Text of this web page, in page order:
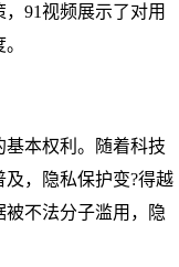
91视频展示了对用
基本权利。随着科技
，隐私保护变?得越
不法分子滥用，隐